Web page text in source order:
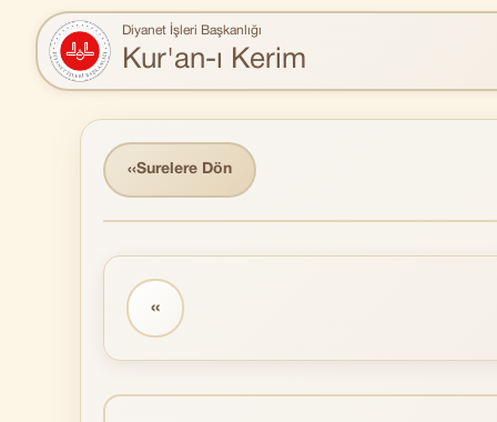
Diyanet İşleri Başkanlığı
Kur'an-ı Kerim
‹‹Surelere Dön
‹‹